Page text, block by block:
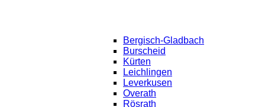
Bergisch-Gladbach
Burscheid
Kürten
Leichlingen
Leverkusen
Overath
Rösrath